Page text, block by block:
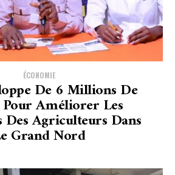
ÉCONOMIE
De 6 Millions De
Améliorer Les
Agriculteurs Dans
Grand Nord